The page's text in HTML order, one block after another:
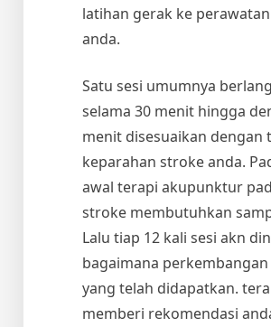
latihan gerak ke
anda.
Satu sesi umumnya
selama 30 menit hingga
menit disesuaikan dengan
keparahan stroke anda.
awal terapi akupunktur
stroke membutuhkan
Lalu tiap 12 kali sesi akn
bagaimana
yang telah didapatkan.
memberi rekomendasi